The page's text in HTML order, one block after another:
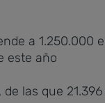
a 1.250.000
este año
las que